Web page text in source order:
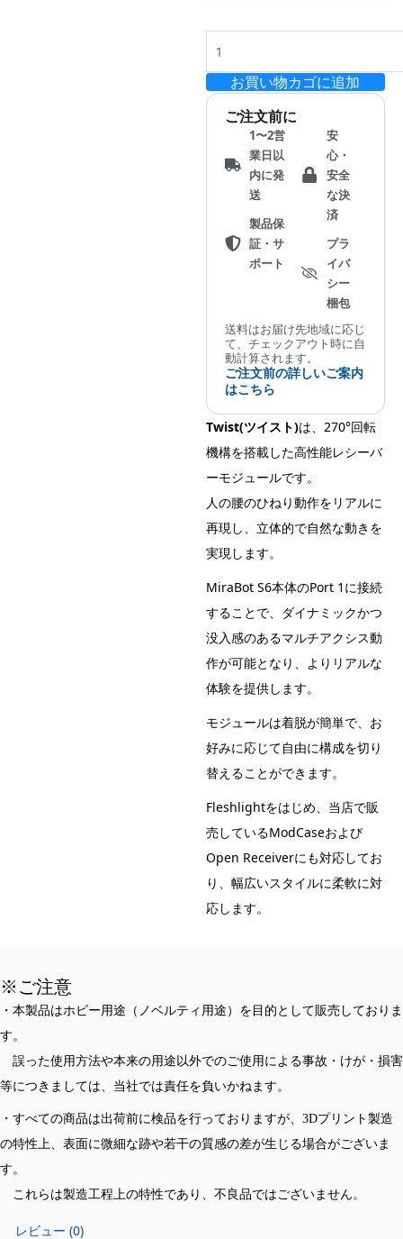
お買い物カゴに追加
ご注文前に
1〜2営
業日以
内に発
送
製品保
証・サ
ポート
安
心・
安全
な決
済
プラ
イバ
シー
梱包
送料はお届け先地域に応じ
て、チェックアウト時に自
動計算されます。
ご注文前の詳しいご案内
はこちら
Twist(ツイスト)は、270°回転
機構を搭載した高性能レシーバ
ーモジュールです。
人の腰のひねり動作をリアルに
再現し、立体的で自然な動きを
実現します。
MiraBot S6本体のPort 1に接続
することで、ダイナミックかつ
没入感のあるマルチアクシス動
作が可能となり、よりリアルな
体験を提供します。
モジュールは着脱が簡単で、お
好みに応じて自由に構成を切り
替えることができます。
Fleshlightをはじめ、当店で販
売しているModCaseおよび
Open Receiverにも対応してお
り、幅広いスタイルに柔軟に対
応します。
※ご注意
・本製品はホビー用途（ノベルティ用途）を目的として販売しておりま
す。
誤った使用方法や本来の用途以外でのご使用による事故・けが・損害
等につきましては、当社では責任を負いかねます。
・すべての商品は出荷前に検品を行っておりますが、3Dプリント製造
の特性上、表面に微細な跡や若干の質感の差が生じる場合がございま
す。
これらは製造工程上の特性であり、不良品ではございません。
レビュー (0)